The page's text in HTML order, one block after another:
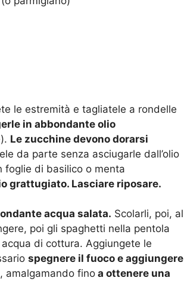
le estremità e tagliatele a rondelle
in abbondante olio
Le zucchine devono dorarsi
da parte senza asciugarle dall’olio
foglie di basilico o menta
grattugiato. Lasciare riposare.
acqua salata. Scolarli, poi, al
poi gli spaghetti nella pentola
di cottura. Aggiungete le
spegnere il fuoco e aggiungere
, amalgamando fino a ottenere una